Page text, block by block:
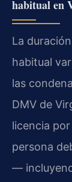
habitual en
La
habitual
las
DMV de
licencia
persona
—